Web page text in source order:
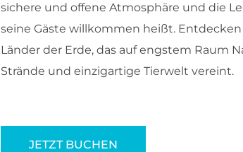
sichere und offene Atmosphäre und die
seine Gäste willkommen heißt.
Länder der Erde, das auf engstem Raum
Strände und einzigartige Tierwelt vereint.
JETZT BUCHEN